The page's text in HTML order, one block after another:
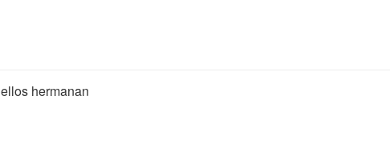
ellos hermanan